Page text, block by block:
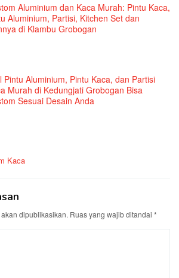
Aluminium dan Kaca Murah: Pintu Kaca,
Aluminium, Partisi, Kitchen Set dan
di Klambu Grobogan
Pintu Aluminium, Pintu Kaca, dan Partisi
Murah di Kedungjati Grobogan Bisa
Sesuai Desain Anda
Kaca
dipublikasikan. Ruas yang wajib ditandai *